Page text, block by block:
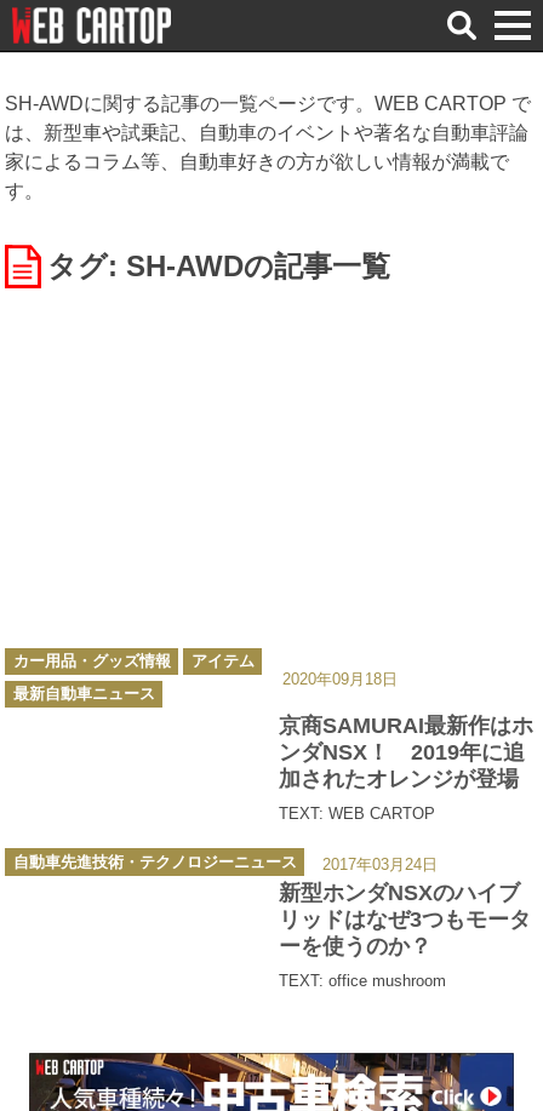
検
索
SH-AWDに関する記事の一覧ページです。WEB CARTOP で
は、新型車や試乗記、自動車のイベントや著名な自動車評論
家によるコラム等、自動車好きの方が欲しい情報が満載で
す。
タグ: SH-AWDの記事一覧
京商SAMURAI最新作はホ
ンダNSX！ 2019年に追
加されたオレンジが登場
TEXT: WEB CARTOP
カ
テ
ゴ
リ
ー
カー用品・グッズ情報
アイテム
最新自動車ニュース
2020年09月18日
新型ホンダNSXのハイブ
リッドはなぜ3つもモータ
ーを使うのか？
TEXT: office mushroom
カ
テ
自動車先進技術・テクノロジーニュース 2017年03月24日